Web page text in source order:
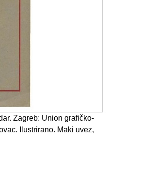
Zagreb: Union grafičko-
Ilustrirano. Maki uvez,